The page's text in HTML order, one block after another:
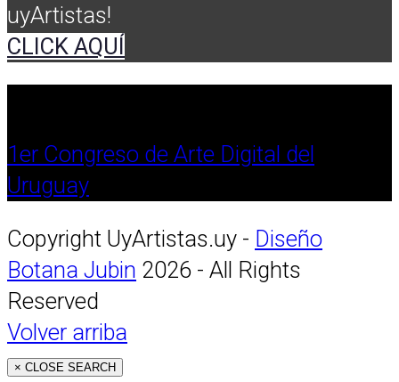
uyArtistas!
CLICK AQUÍ
1er Congreso de Arte Digital del
Uruguay
Copyright UyArtistas.uy - Diseño
Botana Jubin 2026 - All Rights
Reserved
Volver arriba
× CLOSE SEARCH